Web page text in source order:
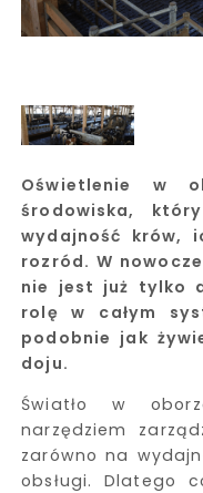
Oświetlenie w
środowiska,
wydajność krów,
rozród. W
nie jest już tylko
rolę w całym
podobnie jak
doju.
Światło w
narzędziem
zarówno na
obsługi. Dlatego